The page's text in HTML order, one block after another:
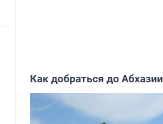
Как добраться до Абхазии